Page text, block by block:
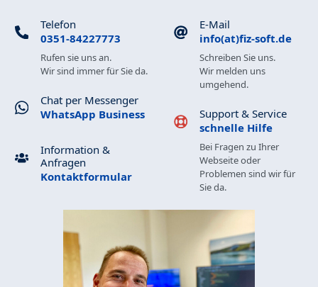
Telefon
0351-84227773
Rufen sie uns an.
Wir sind immer für Sie da.
Chat per Messenger
WhatsApp Business
Information &
Anfragen
Kontaktformular
E-Mail
info(at)fiz-soft.de
Schreiben Sie uns.
Wir melden uns
umgehend.
Support & Service
schnelle Hilfe
Bei Fragen zu Ihrer
Webseite oder
Problemen sind wir für
Sie da.